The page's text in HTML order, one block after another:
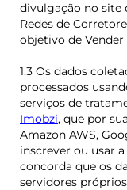
divulgação no site
Redes de
objetivo de
1.3 Os dados
processados
serviços de
Imobzi, que por
Amazon AWS,
inscrever ou usar
concorda que os
servidores